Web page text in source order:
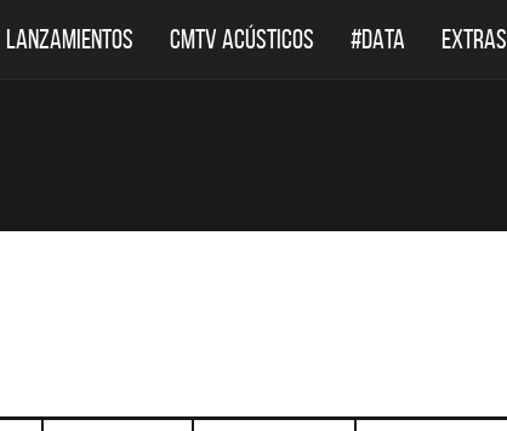
LANZAMIENTOS CMTV ACÚSTICOS #DATA EXTRAS